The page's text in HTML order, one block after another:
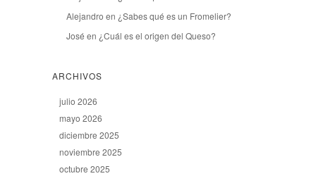
Alejandro en ¿Sabes qué es un Fromelier?
José en ¿Cuál es el origen del Queso?
ARCHIVOS
julio 2026
mayo 2026
diciembre 2025
noviembre 2025
octubre 2025